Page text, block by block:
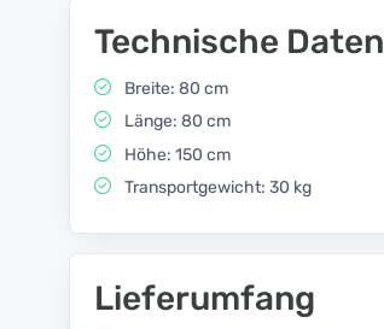
Technische Daten
Breite: 80 cm
Länge: 80 cm
Höhe: 150 cm
Transportgewicht: 30 kg
Lieferumfang